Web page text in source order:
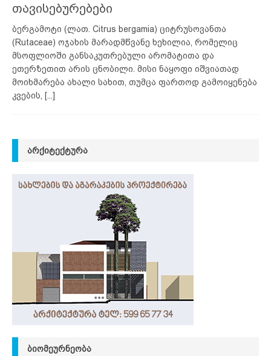
თავისებურებები
ბერგამოტი (ლათ. Citrus bergamia) ციტრუსოვანთა
(Rutaceae) ოჯახის მარადმწვანე ხეხილია, რომელიც
მსოფლიოში განსაკუთრებული არომატითა და
ეთერზეთით არის ცნობილი. მისი ნაყოფი იშვიათად
მოიხმარება ახალი სახით, თუმცა ფართოდ გამოიყენება
კვების, [...]
ᲐᲠᲥᲘᲢᲔᲥᲢᲣᲠᲐ
ᲑᲘᲝᲛᲔᲣᲠᲜᲔᲝᲑᲐ